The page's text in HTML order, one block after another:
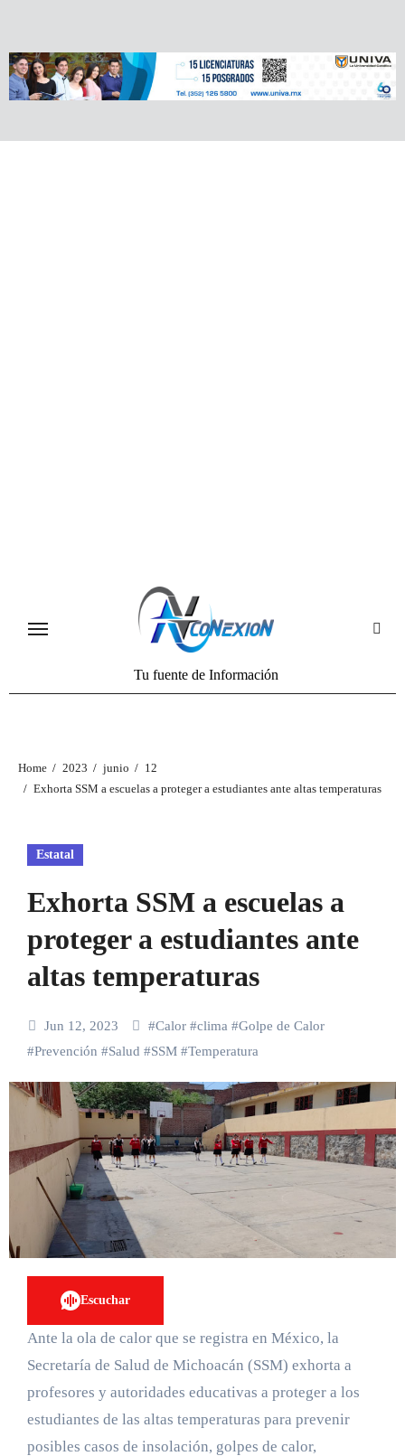
Tu fuente de Información
Home 2023 junio
12
Exhorta SSM a escuelas a proteger a estudiantes ante altas temperaturas
Estatal
Exhorta SSM a escuelas a
proteger a estudiantes ante
altas temperaturas
Jun 12, 2023 #Calor#clima#Golpe de Calor
#Prevención #Salud #SSM#Temperatura
Escuchar
Ante la ola de calor que se registra en México, la
Secretaría de Salud de Michoacán (SSM) exhorta a
profesores y autoridades educativas a proteger a los
estudiantes de las altas temperaturas para prevenir
posibles casos de insolación, golpes de calor,